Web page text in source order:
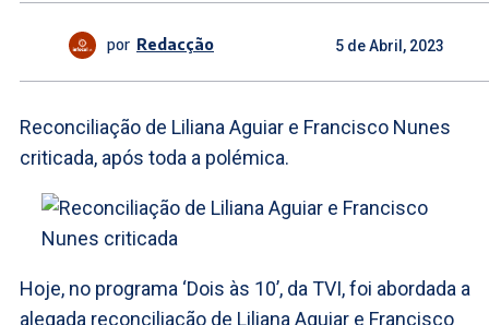
por Redacção 5 de Abril, 2023
Reconciliação de Liliana Aguiar e Francisco Nunes
criticada, após toda a polémica.
Hoje, no programa ‘Dois às 10’, da TVI, foi abordada a
alegada reconciliação de Liliana Aguiar e Francisco